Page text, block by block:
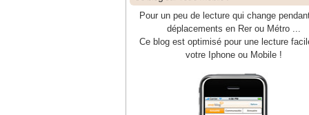
Pour un peu de lecture qui change
déplacements en Rer ou Métro ...
Ce blog est optimisé pour une lecture
votre Iphone ou Mobile !